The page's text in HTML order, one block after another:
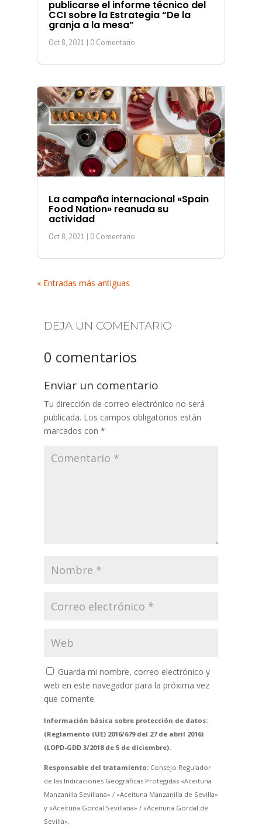
publicarse el informe técnico del
CCI sobre la Estrategia “De la
granja a la mesa”
Oct 8, 2021 | 0 Comentario
La campaña internacional «Spain
Food Nation» reanuda su
actividad
Oct 8, 2021 | 0 Comentario
« Entradas más antiguas
DEJA UN COMENTARIO
0 comentarios
Enviar un comentario
Tu dirección de correo electrónico no será
publicada. Los campos obligatorios están
marcados con *
Guarda mi nombre, correo electrónico y
web en este navegador para la próxima vez
que comente.
Información básica sobre protección de datos:
(Reglamento (UE) 2016/679 del 27 de abril 2016)
(LOPD-GDD 3/2018 de 5 de diciembre).
Responsable del tratamiento:Consejo Regulador
de las Indicaciones Geográficas Protegidas «Aceituna
Manzanilla Sevillana» / «Aceituna Manzanilla de Sevilla»
y «Aceituna Gordal Sevillana» / «Aceituna Gordal de
Sevilla».